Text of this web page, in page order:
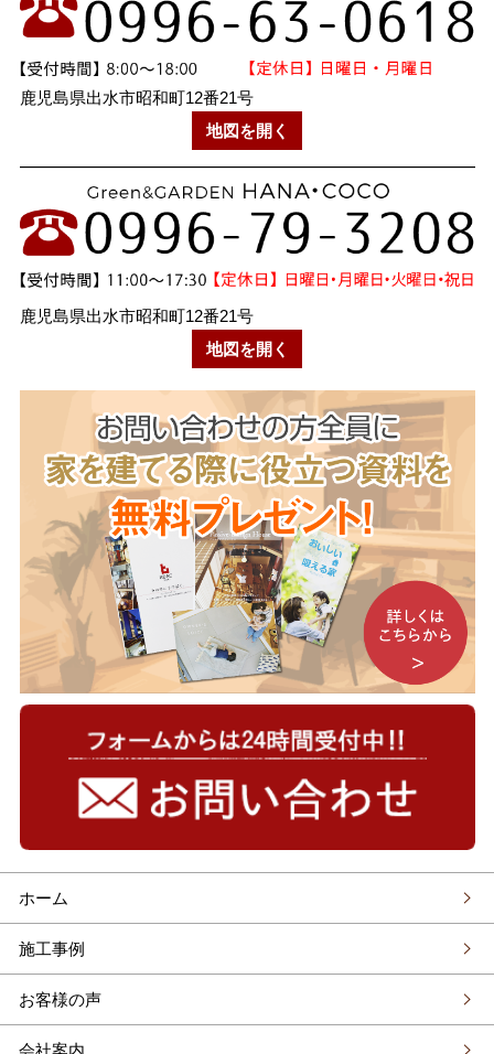
鹿児島県出水市昭和町12番21号
地図を開く
鹿児島県出水市昭和町12番21号
地図を開く
ホーム
施工事例
お客様の声
会社案内